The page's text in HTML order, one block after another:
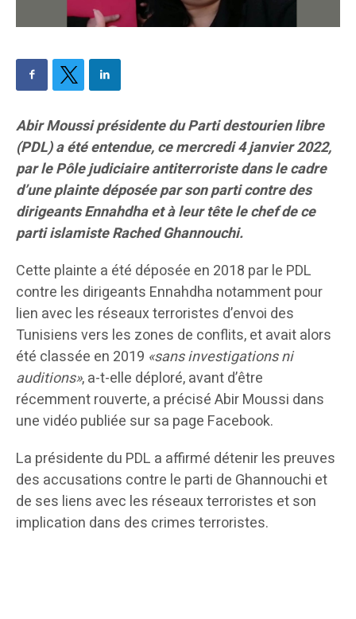
Abir Moussi présidente du Parti destourien libre
(PDL) a été entendue, ce mercredi 4 janvier 2022,
par le Pôle judiciaire antiterroriste dans le cadre
d’une plainte déposée par son parti contre des
dirigeants Ennahdha et à leur tête le chef de ce
parti islamiste Rached Ghannouchi.
Cette plainte a été déposée en 2018 par le PDL
contre les dirigeants Ennahdha notamment pour
lien avec les réseaux terroristes d’envoi des
Tunisiens vers les zones de conflits, et avait alors
été classée en 2019 «sans investigations ni
auditions», a-t-elle déploré, avant d’être
récemment rouverte, a précisé Abir Moussi dans
une vidéo publiée sur sa page Facebook.
La présidente du PDL a affirmé détenir les preuves
des accusations contre le parti de Ghannouchi et
de ses liens avec les réseaux terroristes et son
implication dans des crimes terroristes.